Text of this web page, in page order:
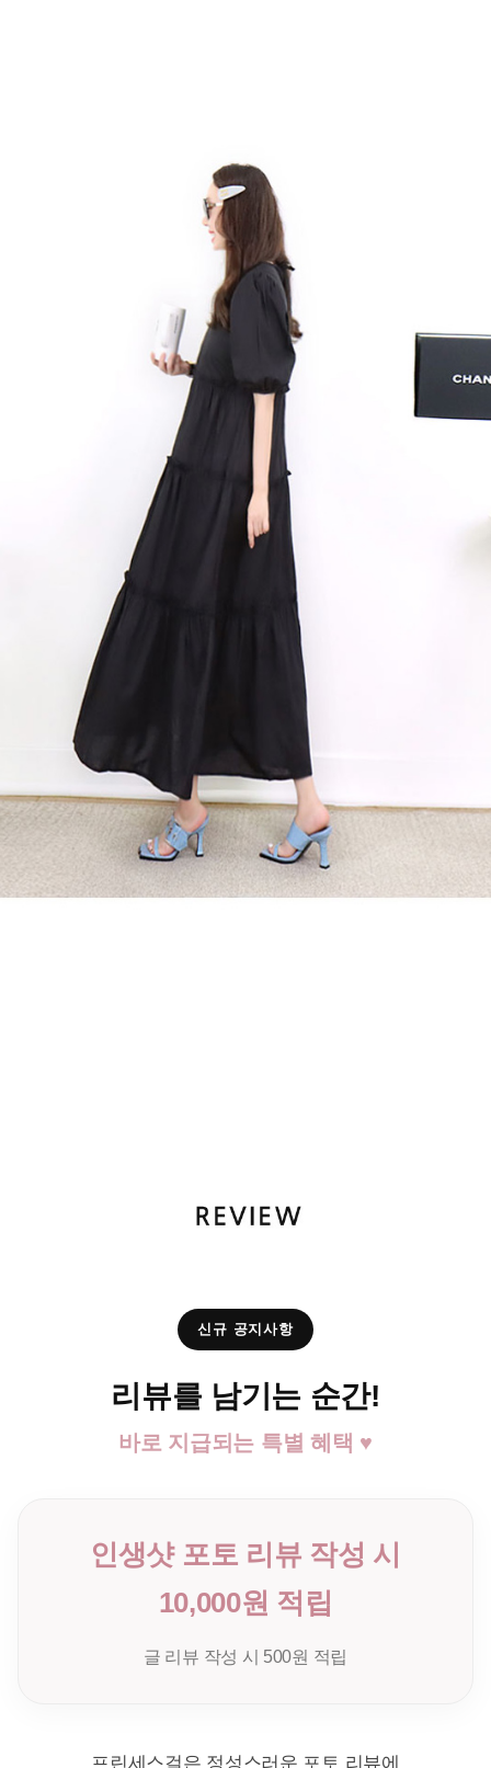
신규 공지사항
리뷰를 남기는 순간!
바로 지급되는 특별 혜택 ♥
인생샷 포토 리뷰 작성 시
10,000원 적립
글 리뷰 작성 시 500원 적립
프린세스걸은 정성스러운 포토 리뷰에